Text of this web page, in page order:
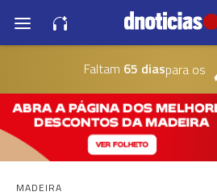
Faltam 65 diaspara os
MADEIRA